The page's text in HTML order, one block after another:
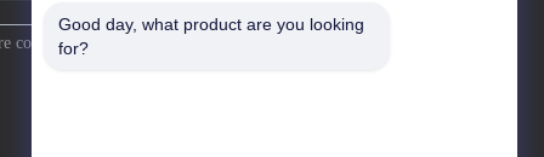
Good day, what product are you looking
for?